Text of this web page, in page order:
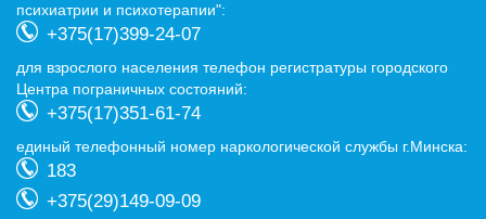
психиатрии и психотерапии":
+375(17)399-24-07
для взрослого населения телефон регистратуры городского
Центра пограничных состояний:
+375(17)351-61-74
eдиный телефонный номер наркологической службы г.Минска:
183
+375(29)149-09-09